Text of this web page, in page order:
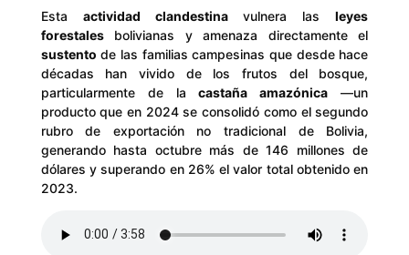
Esta actividad clandestinavulnera lasleyes
forestalesbolivianas y amenaza directamente el
sustento de las familias campesinas que desde hace
décadas han vivido de los frutos del bosque,
particularmente de lacastaña amazónica —un
producto que en 2024 se consolidó como el segundo
rubro de exportación no tradicional de Bolivia,
generando hasta octubre más de 146 millones de
dólares y superando en 26% el valor total obtenido en
2023.